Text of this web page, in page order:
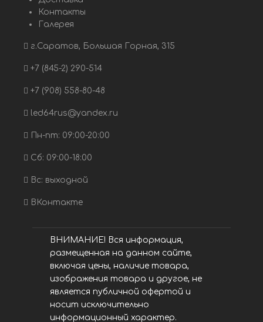
Контакты
Галерея
г.Саратов, Большая Горная, 315
+7 (845-2) 290-514
+7 (908) 558-80-48
led64rus@yandex.ru
Пн-пт: 09:00-20:00
Сб: 09:00-18:00
Вс: выходной
ВКонтакте
ВНИМАНИЕ! Вся информация,
размещенная на данном сайте,
включая цены, наличие товара,
изображения товара и другое, не
является публичной офертой и
носит исключительно
информационный характер.